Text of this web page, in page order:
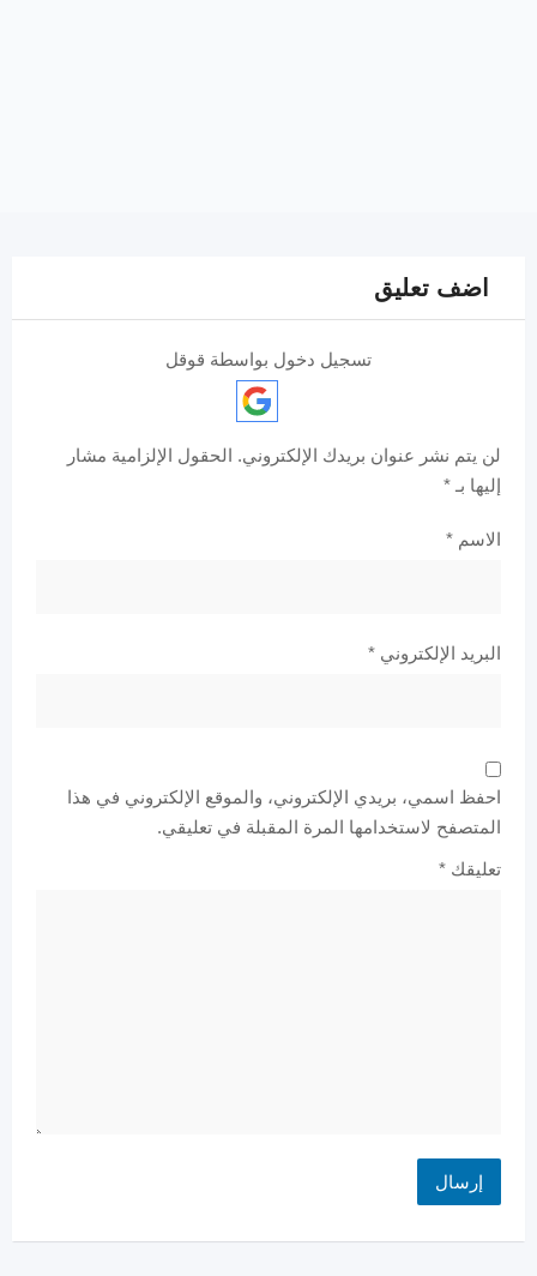
اضف تعليق
تسجيل دخول بواسطة قوقل
لن يتم نشر عنوان بريدك الإلكتروني. الحقول الإلزامية مشار
إليها بـ *
الاسم *
البريد الإلكتروني *
احفظ اسمي، بريدي الإلكتروني، والموقع الإلكتروني في هذا
المتصفح لاستخدامها المرة المقبلة في تعليقي.
تعليقك *